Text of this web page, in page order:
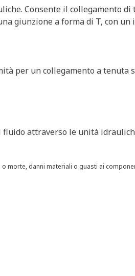
Consente il collegamento
giunzione a forma di T, con un
per un collegamento a tenuta
attraverso le unità
danni materiali o guasti ai